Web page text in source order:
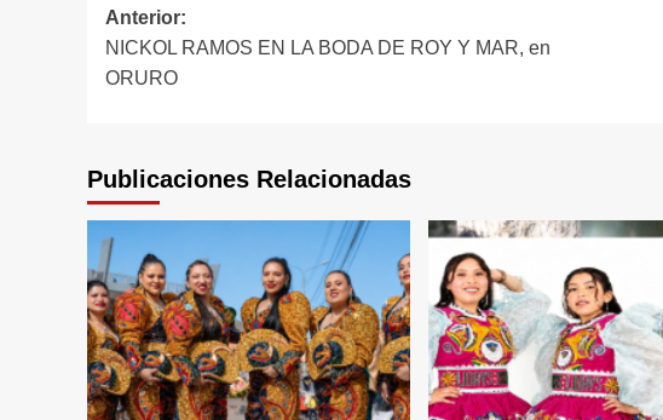
Navegación
de
Anterior:
NICKOL RAMOS EN LA BODA DE ROY Y MAR, en
ORURO
Publicaciones Relacionadas